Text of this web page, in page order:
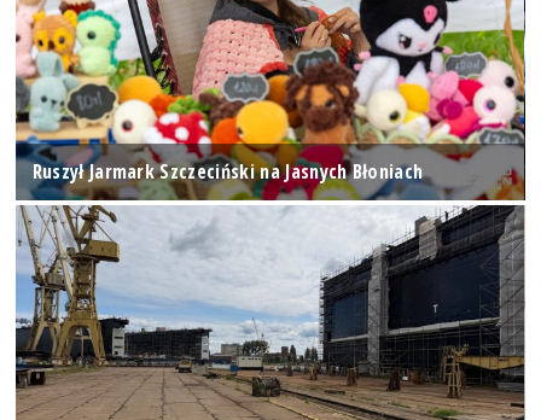
Ruszył Jarmark Szczeciński na Jasnych Błoniach